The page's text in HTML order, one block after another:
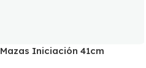
Mazas Iniciación 41cm